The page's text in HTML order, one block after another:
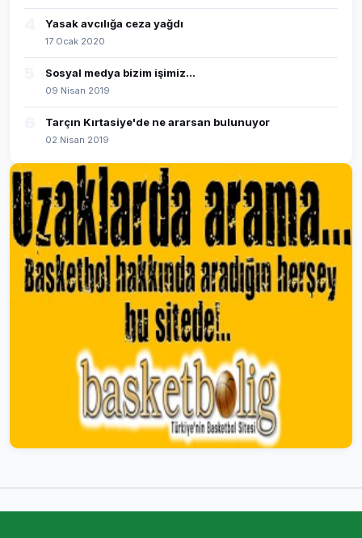
Yasak avcılığa ceza yağdı
17 Ocak 2020
Sosyal medya bizim işimiz...
09 Nisan 2019
Tarçın Kırtasiye'de ne ararsan bulunuyor
02 Nisan 2019